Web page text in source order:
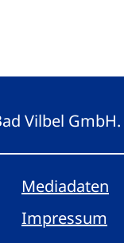
Vilbel GmbH.
Mediadaten
Impressum